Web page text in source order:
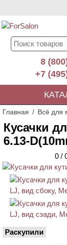
8
+7
Главная Всё для
Кусачки
6.13-
0 /
Раскупили